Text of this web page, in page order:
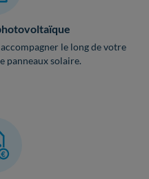
le long de votre
panneaux solaire.